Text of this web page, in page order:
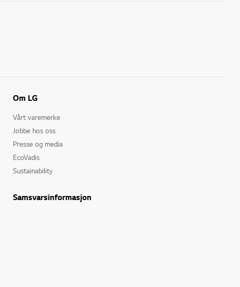
Om LG
Vårt varemerke
Jobbe hos oss
Presse og media
EcoVadis
Sustainability
Samsvarsinformasjon